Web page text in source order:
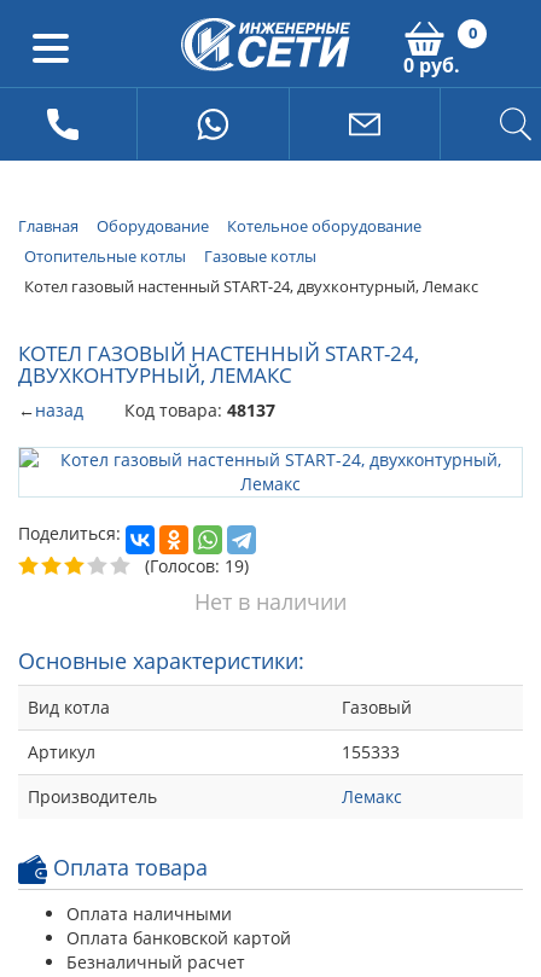
0
0 руб.
Главная Оборудование
Котельное оборудование
Отопительные котлы
Газовые котлы
Котел газовый настенный START-24, двухконтурный, Лемакс
КОТЕЛ ГАЗОВЫЙ НАСТЕННЫЙ START-24,
ДВУХКОНТУРНЫЙ, ЛЕМАКС
←назад Код товара: 48137
Поделиться:
(Голосов: 19)
Нет в наличии
Основные характеристики:
Вид котла
Газовый
Артикул
155333
Производитель
Лемакс
Оплата товара
Оплата наличными
Оплата банковской картой
Безналичный расчет